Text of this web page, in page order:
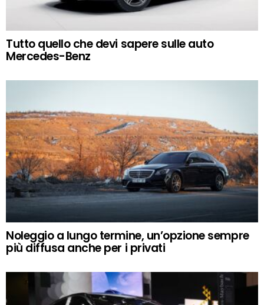
Tutto quello che devi sapere sulle auto
Mercedes-Benz
Noleggio a lungo termine, un’opzione sempre
più diffusa anche per i privati